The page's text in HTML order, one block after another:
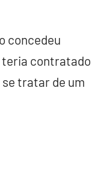
concedeu
teria contratado
tratar de um